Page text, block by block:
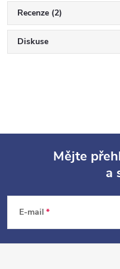
Recenze (2)
Diskuse
p
Mějte
a
E-mail